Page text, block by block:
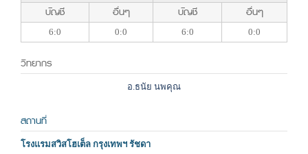
บัญชี
อื่นๆ บัญชี อื่นๆ
6:0 0:0 6:0 0:0
วิทยากร
อ.ธนัย นพคุณ
สถานที่
โรงแรมสวิสโฮเต็ล กรุงเทพฯ รัชดา